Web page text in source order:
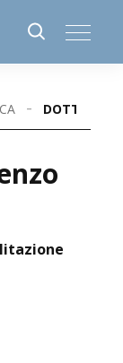
DOTT.